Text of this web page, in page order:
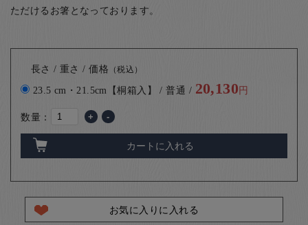
ただけるお箸となっております。
長さ / 重さ / 価格 （税込）
23.5 cm・21.5cm【桐箱入】 / 普通 / 20,130円
数量： + -
カートに入れる
お気に入りに入れる